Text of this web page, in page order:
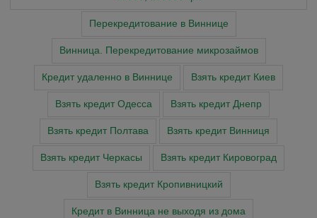
Перекредитование в Виннице
Винница. Перекредитование микрозаймов
Кредит удаленно в Виннице Взять кредит Киев
Взять кредит Одесса Взять кредит Днепр
Взять кредит Полтава Взять кредит Винниця
Взять кредит Черкасы Взять кредит Кировоград
Взять кредит Кропивницкий
Кредит в Винница не выходя из дома